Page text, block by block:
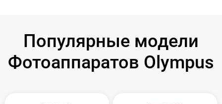
Популярные модели
Фотоаппаратов Olympus